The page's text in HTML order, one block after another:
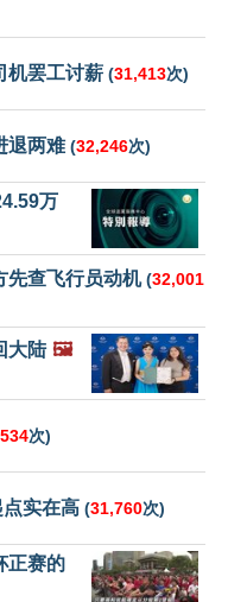
机罢工讨薪 (31,413次)
退两难(32,246次)
万
先查飞行员动机(32,001
大陆 🖼️
次)
实在高 (31,760次)
正赛的